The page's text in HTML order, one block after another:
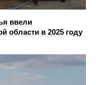
ввели
области в 2025 году